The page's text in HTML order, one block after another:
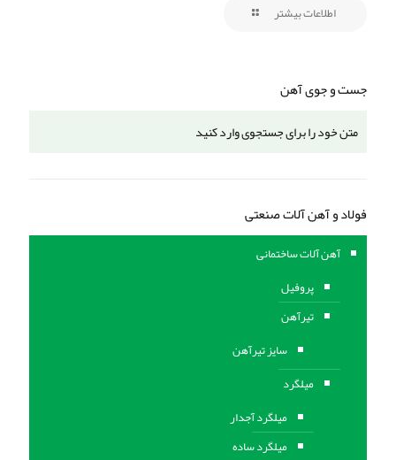
اطلاعات بیشتر
جست و جوی آهن
فولاد و آهن آلات صنعتی
آهن آلات ساختمانی
پروفیل
تیرآهن
سایز تیرآهن
میلگرد
میلگرد آجدار
میلگرد ساده